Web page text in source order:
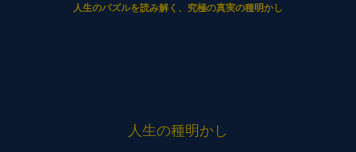
人生の種明かし
人生のパズルを読み解く、究極の真実の種明かし